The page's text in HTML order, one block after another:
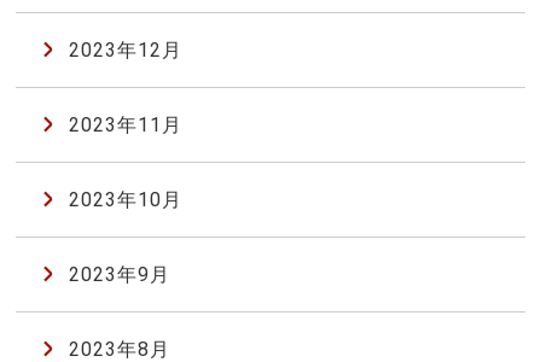
2023年12月
2023年11月
2023年10月
2023年9月
2023年8月